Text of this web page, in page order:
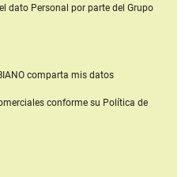
dato Personal por parte del Grupo
comparta mis datos
conforme su Política de